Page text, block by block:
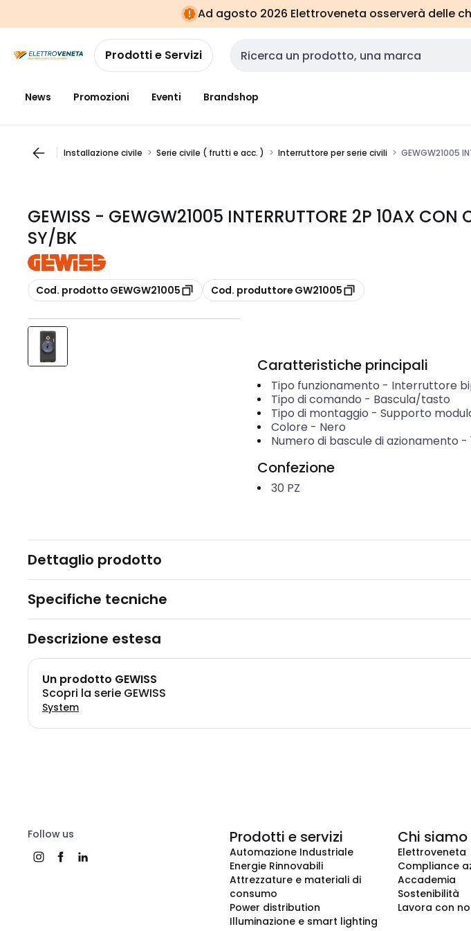
navigazionealla
pagina
Ad agosto 2026 Elettroveneta osserverà delle
Prodotti e Servizi Cerca input
News Promozioni Eventi Brandshop
Installazione civile Serie civile ( frutti e acc. ) Interruttore per serie civili GEWGW21005
GEWISS - GEWGW21005 INTERRUTTORE 2P 10AX CON
SY/BK
copia
Cod. prodotto GEWGW21005 copia
Cod. produttore GW21005
Caratteristiche principali
Tipo funzionamento - Interruttore
Tipo di comando - Bascula/tasto
Tipo di montaggio - Supporto
Colore - Nero
Numero di bascule di azionamento -
Confezione
30 PZ
Dettaglio prodotto
Specifiche tecniche
Descrizione estesa
Un prodotto GEWISS
Scopri la serie GEWISS
System
Follow us Prodotti e servizi
Automazione Industriale
Energie Rinnovabili
Attrezzature e materiali di
consumo
Power distribution
Illuminazione e smart lighting
Chi siamo
Elettroveneta
Compliance
Accademia
Sostenibilità
Lavora con